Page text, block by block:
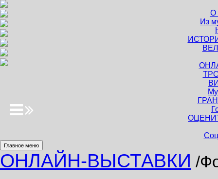
О
Из
Главное меню
ОНЛАЙН-ВЫСТАВКИ /